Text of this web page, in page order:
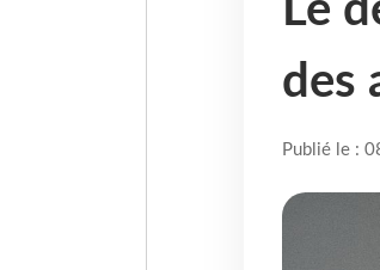
Le
des
Publié le :